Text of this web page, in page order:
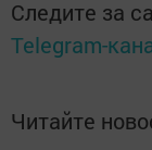
Следите за
Telegram-
Читайте